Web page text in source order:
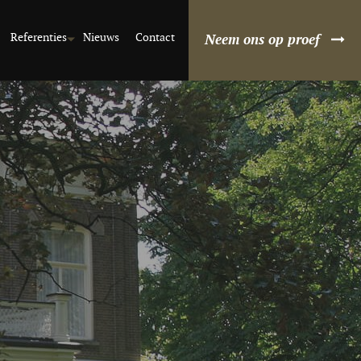
Referenties Nieuws Contact Neem ons op proef